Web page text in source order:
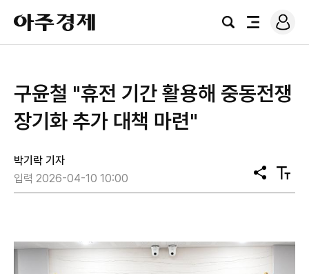
아
주
경
검
전
로
그
구윤철 "휴전 기간 활용해 중동전쟁
장기화 추가 대책 마련"
박기락 기자
입력 2026-04-10 10:00
공
유
텍
스